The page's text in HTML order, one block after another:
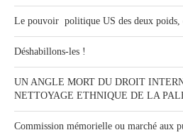
Le pouvoir politique US des deux poids,
Déshabillons-les !
UN ANGLE MORT DU DROIT
NETTOYAGE ETHNIQUE DE LA
Commission mémorielle ou marché aux